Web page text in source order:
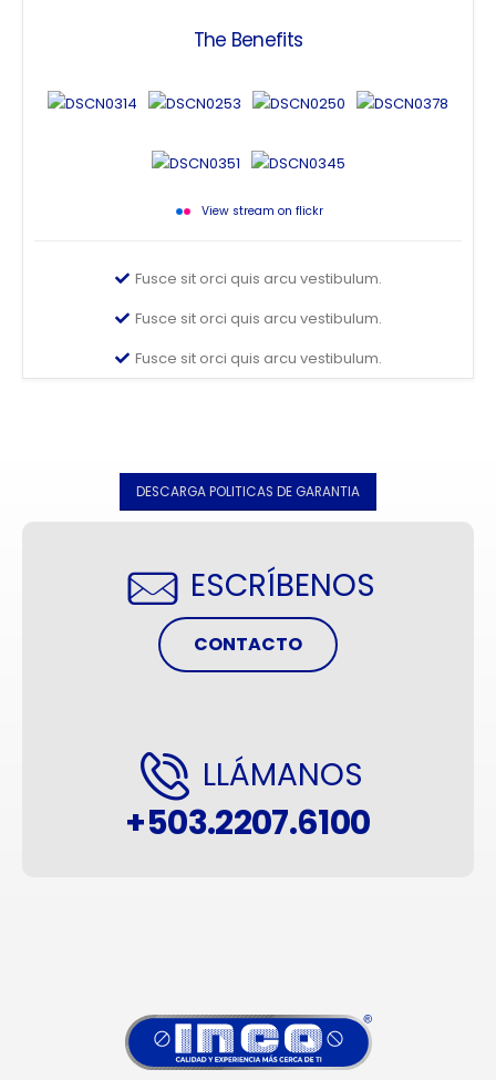
The Benefits
View stream on flickr
Fusce sit orci quis arcu vestibulum.
Fusce sit orci quis arcu vestibulum.
Fusce sit orci quis arcu vestibulum.
DESCARGA POLITICAS DE GARANTIA
ESCRÍBENOS
CONTACTO
LLÁMANOS
+503.2207.6100